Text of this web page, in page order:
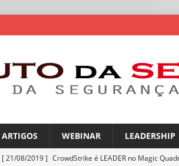
ARTIGOS WEBINAR LEADERSHIP
[ 21/08/2019 ] CrowdStrike é LEADER no Magic